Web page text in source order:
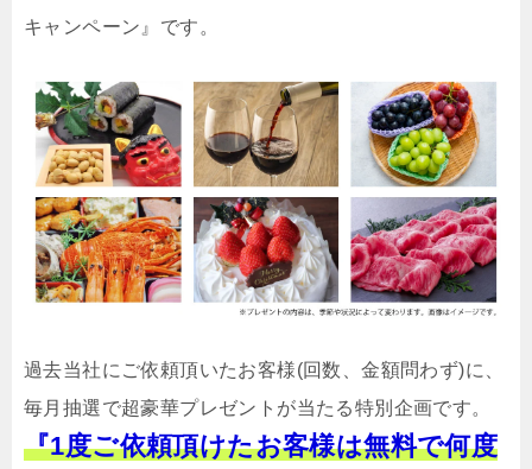
キャンペーン』です。
過去当社にご依頼頂いたお客様(回数、金額問わず)に、
毎月抽選で超豪華プレゼントが当たる特別企画です。
『1度ご依頼頂けたお客様は無料で何度